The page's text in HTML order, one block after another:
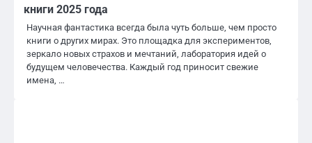
книги 2025 года
Научная фантастика всегда была чуть больше, чем просто
книги о других мирах. Это площадка для экспериментов,
зеркало новых страхов и мечтаний, лаборатория идей о
будущем человечества. Каждый год приносит свежие
имена, …